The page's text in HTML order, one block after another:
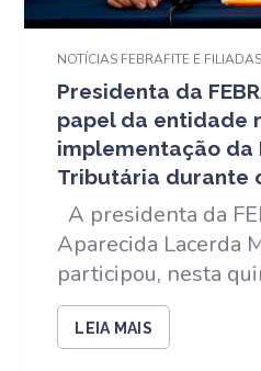
NOTÍCIAS FEBRAFITE E FILIADAS
Presidenta da
papel da entidade
implementação da
Tributária durante
A presidenta da
Aparecida Lacerda
participou, nesta
LEIA MAIS